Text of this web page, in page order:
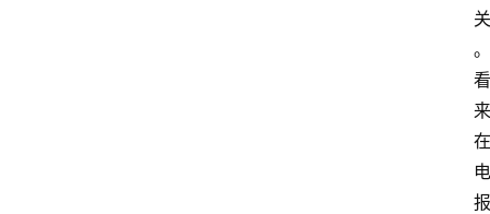
关
。
看
来
在
电
报